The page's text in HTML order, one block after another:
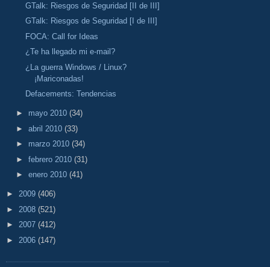
GTalk: Riesgos de Seguridad [II de III]
GTalk: Riesgos de Seguridad [I de III]
FOCA: Call for Ideas
¿Te ha llegado mi e-mail?
¿La guerra Windows / Linux?
¡Mariconadas!
Defacements: Tendencias
► mayo 2010 (34)
► abril 2010 (33)
► marzo 2010 (34)
► febrero 2010 (31)
► enero 2010 (41)
► 2009 (406)
► 2008 (521)
► 2007 (412)
► 2006 (147)